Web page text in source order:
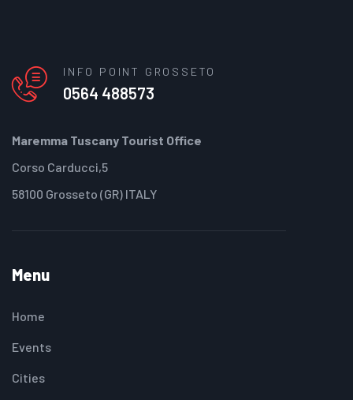
INFO POINT GROSSETO
0564 488573
Maremma Tuscany Tourist Office
Corso Carducci,5
58100 Grosseto (GR) ITALY
Menu
Home
Events
Cities